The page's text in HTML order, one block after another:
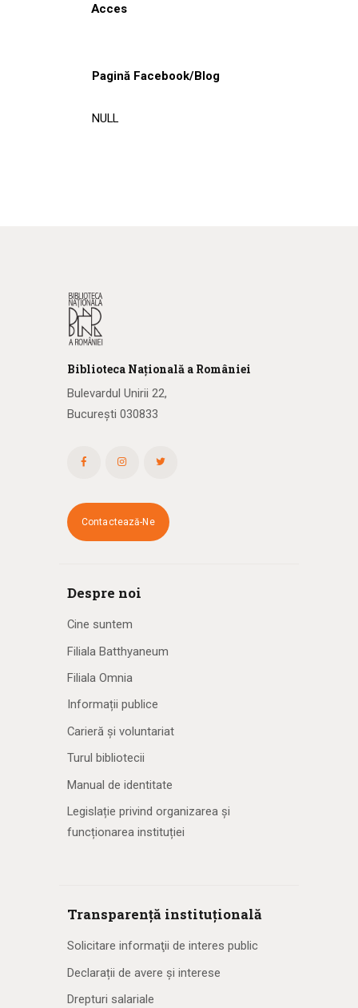
Acces
Pagină Facebook/Blog
NULL
Biblioteca Națională a României
Bulevardul Unirii 22,
București 030833
Contactează-Ne
Despre noi
Cine suntem
Filiala Batthyaneum
Filiala Omnia
Informații publice
Carieră și voluntariat
Turul bibliotecii
Manual de identitate
Legislație privind organizarea și
funcționarea instituției
Transparență instituțională
Solicitare informaţii de interes public
Declarații de avere și interese
Drepturi salariale